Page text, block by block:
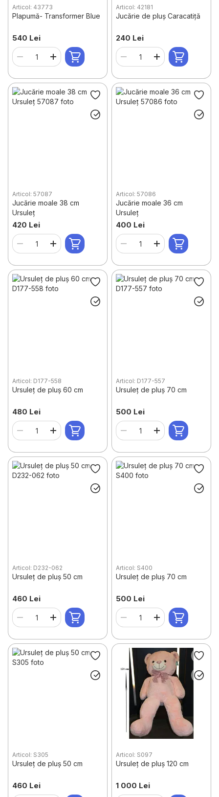
Articol: 43773
Plapumă- Transformer Blue
540 Lei
Articol: 42181
Jucărie de pluș Caracatiță
240 Lei
Articol: 57087
Jucărie moale 38 cm
Ursuleț
420 Lei
Articol: 57086
Jucărie moale 36 cm
Ursuleț
400 Lei
Articol: D177-558
Ursuleț de pluș 60 cm
480 Lei
Articol: D177-557
Ursuleț de pluș 70 cm
500 Lei
Articol: D232-062
Ursuleț de pluș 50 cm
460 Lei
Articol: S400
Ursuleț de pluș 70 cm
500 Lei
Articol: S305
Ursuleț de pluș 50 cm
460 Lei
Articol: S097
Ursuleț de pluș 120 cm
1 000 Lei